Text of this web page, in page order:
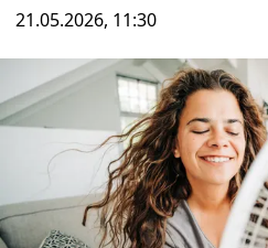
21.05.2026, 11:30